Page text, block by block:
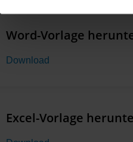
Word-Vorlage
Download
Excel-Vorlage